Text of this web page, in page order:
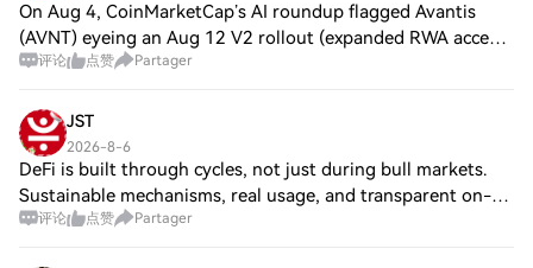
On Aug 4, CoinMarketCap’s AI roundup flagged Avantis
(AVNT) eyeing an Aug 12 V2 rollout (expanded RWA access,
zero-commission trading). On Jul 15, Cointelegraph noted
评论 点赞 Partager
JST
2026-8-6
DeFi is built through cycles, not just during bull markets.
Sustainable mechanisms, real usage, and transparent on-
chain data are what help protocols continue to grow. 🔗Join
评论 点赞 Partager